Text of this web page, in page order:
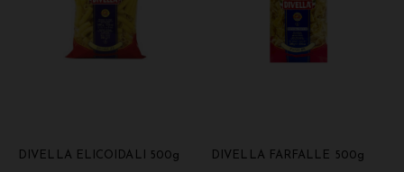
DIVELLA ELICOIDALI 500g DIVELLA FARFALLE 500g